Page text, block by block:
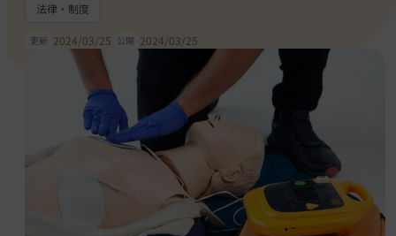
法律・制度
更新 2024/03/25 公開 2024/03/25